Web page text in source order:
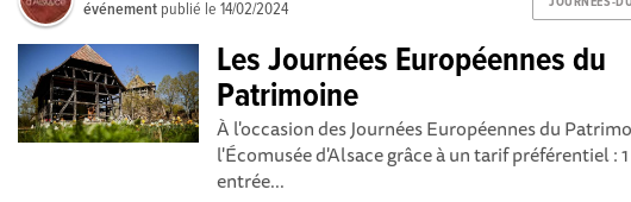
événement publié le14/02/2024
Les Journées Européennes du
Patrimoine
À l'occasion des Journées Européennes du
l'Écomusée d'Alsace grâce à un tarif préférentiel :
entrée...